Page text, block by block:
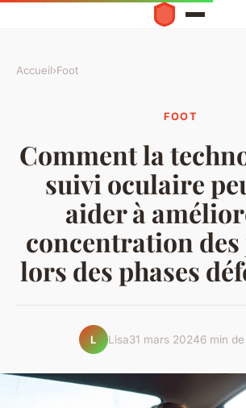
Accueil›Foot
FOOT
Comment la
suivi oculaire
aider à
concentration
lors des phases
L Lisa31 mars 20246 min